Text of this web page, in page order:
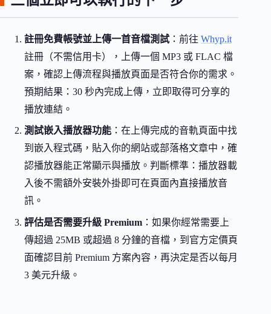
註冊免費帳號並上傳一首音檔測試 ：前往 Whyp.it
註冊（不需信用卡），上傳一個 MP3 或 FLAC 檔
案，確認上傳流程與播放頁面是否符合你的需求。
預期結果：30 秒內完成上傳，立即取得可分享的
播放連結。
測試嵌入播放器功能 ：在上傳完成的音軌頁面中找
到嵌入程式碼，貼入你的網站或部落格文章中，確
認播放器能正常顯示與播放。判斷標準：播放器載
入後不需額外安裝外掛即可在頁面內直接播放音
訊。
評估是否需要升級 Premium ：如果你經常需要上
傳超過 25MB 或超過 8 分鐘的音檔，到官方定價頁
面確認目前 Premium 方案內容，再決定是否以每月
3 美元升級。